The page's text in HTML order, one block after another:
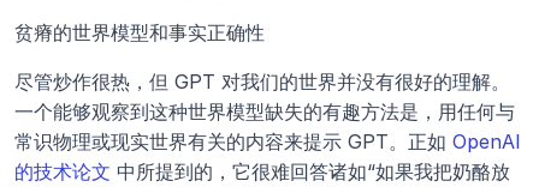
贫瘠的世界模型和事实正确性
尽管炒作很热，但 GPT 对我们的世界并没有很好的理解。
一个能够观察到这种世界模型缺失的有趣方法是，用任何与
常识物理或现实世界有关的内容来提示 GPT。正如 OpenAI
的技术论文 中所提到的，它很难回答诸如“如果我把奶酪放